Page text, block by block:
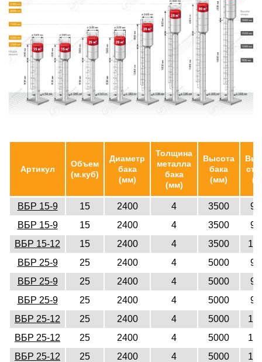
Артикул
Объем
(м.куб)
Диаметр
бака
(мм)
Толщина
металла
бака
(мм)
Высота
бака
(мм)
ВБР 15-9 15 2400 4 3500
ВБР 15-9
15 2400 4 3500
ВБР 15-12
15 2400 4 3500
ВБР 25-9
25 2400 4 5000
ВБР 25-9
25 2400 4 5000
ВБР 25-9
25 2400 4 5000
ВБР 25-12
25 2400 4 5000
ВБР 25-12
25 2400 4 5000
ВБР 25-12
25 2400 4 5000